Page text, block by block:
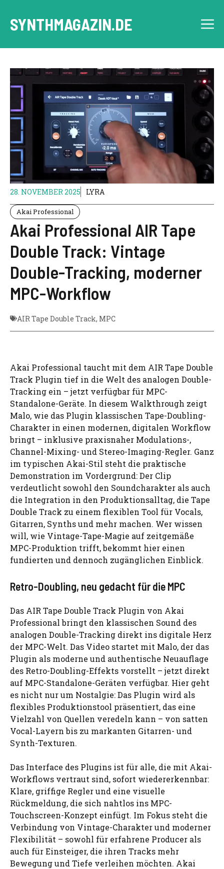
Inhalt
springen
SYNTHMAGAZIN.DE
28. NOVEMBER 2025 LYRA
Akai Professional
Akai Professional AIR Tape
Double Track: Vintage
Double-Tracking, moderner
MPC-Workflow
AIR Tape Double Track, MPC
Akai Professional taucht mit dem AIR Tape Double
Track Plugin tief in die Welt des analogen Double-
Tracking ein – jetzt verfügbar für MPC-
Standalone-Geräte. In diesem Walkthrough zeigt
Malo, wie das Plugin klassischen Tape-Doubling-
Charakter in einen modernen, digitalen Workflow
bringt – inklusive praxisnaher Modulations-,
Channel-Mixing- und Stereo-Imaging-Regler. Ganz
im typischen Akai-Stil steht die praktische
Demonstration im Vordergrund: Der Clip
verdeutlicht sowohl den Soundcharakter als auch
die Integration in den Produktionsalltag, die Tape
Double Track zu einem flexiblen Tool für Vocals,
Gitarren, Synths und mehr machen. Wer wissen
will, wie Vintage-Tape-Magie auf zeitgemäße
MPC-Produktion trifft, bekommt hier einen
fundierten und dennoch zugänglichen Einblick.
Retro-Doubling, neu gedacht für die MPC
Das AIR Tape Double Track Plugin von Akai
Professional bringt den klassischen Sound des
analogen Double-Tracking direkt ins digitale Herz
der MPC-Welt. Das Video startet mit Malo, der das
Plugin als moderne und authentische Neuauflage
des Retro-Doubling-Effekts vorstellt – jetzt direkt
auf MPC-Standalone-Geräten verfügbar. Hier geht
es nicht nur um Nostalgie: Das Plugin wird als
flexibles Produktionstool präsentiert, das eine
Vielzahl von Quellen veredeln kann – von satten
Vocal-Layern bis zu markanten Gitarren- und
Synth-Texturen.
Das Interface des Plugins ist für alle, die mit Akai-
Workflows vertraut sind, sofort wiedererkennbar:
Klare, griffige Regler und eine visuelle
Rückmeldung, die sich nahtlos ins MPC-
Touchscreen-Konzept einfügt. Im Fokus steht die
Verbindung von Vintage-Charakter und moderner
Flexibilität – sowohl für erfahrene Producer als
auch für Einsteiger, die ihren Tracks mehr
Bewegung und Tiefe verleihen möchten. Akai